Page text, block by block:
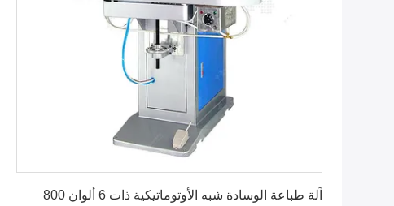
آلة طباعة الوسادة شبه الأوتوماتيكية ذات 6 ألوان 800